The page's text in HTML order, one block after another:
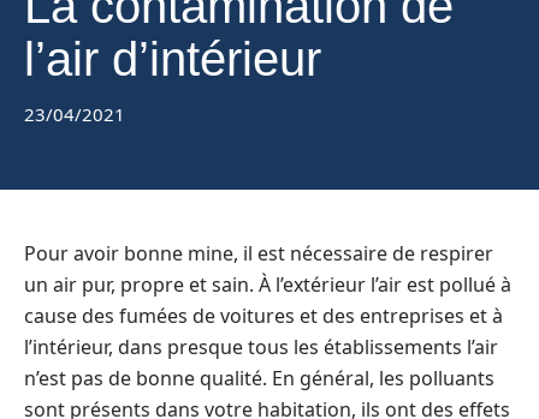
l’air d’intérieur
23/04/2021
Pour avoir bonne mine, il est nécessaire de respirer
un air pur, propre et sain. À l’extérieur l’air est pollué à
cause des fumées de voitures et des entreprises et à
l’intérieur, dans presque tous les établissements l’air
n’est pas de bonne qualité. En général, les polluants
sont présents dans votre habitation, ils ont des effets